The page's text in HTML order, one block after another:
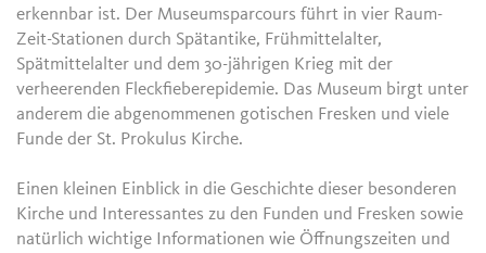
erkennbar ist. Der Museumsparcours führt in vier Raum-
Zeit-Stationen durch Spätantike, Frühmittelalter,
Spätmittelalter und dem 30-jährigen Krieg mit der
verheerenden Fleckfieberepidemie. Das Museum birgt unter
anderem die abgenommenen gotischen Fresken und viele
Funde der St. Prokulus Kirche.
Einen kleinen Einblick in die Geschichte dieser besonderen
Kirche und Interessantes zu den Funden und Fresken sowie
natürlich wichtige Informationen wie Öffnungszeiten und